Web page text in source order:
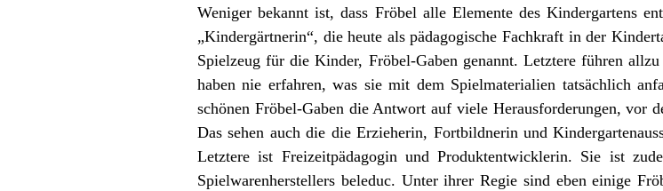
Weniger bekannt ist, dass Fröbel alle Elemente des Kindergartens
„Kindergärtnerin“, die heute als pädagogische Fachkraft in der
Spielzeug für die Kinder, Fröbel-Gaben genannt. Letztere führen
haben nie erfahren, was sie mit dem Spielmaterialien tatsächlich
schönen Fröbel-Gaben die Antwort auf viele Herausforderungen, vor
Das sehen auch die die Erzieherin, Fortbildnerin und
Letztere ist Freizeitpädagogin und Produktentwicklerin. Sie ist
Spielwarenherstellers beleduc. Unter ihrer Regie sind eben einige